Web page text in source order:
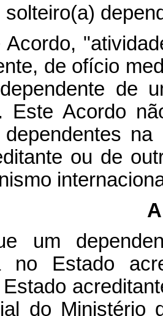
solteiro(a)
de ofício
de
Este Acordo
ou de
um
no Estado
do Ministério